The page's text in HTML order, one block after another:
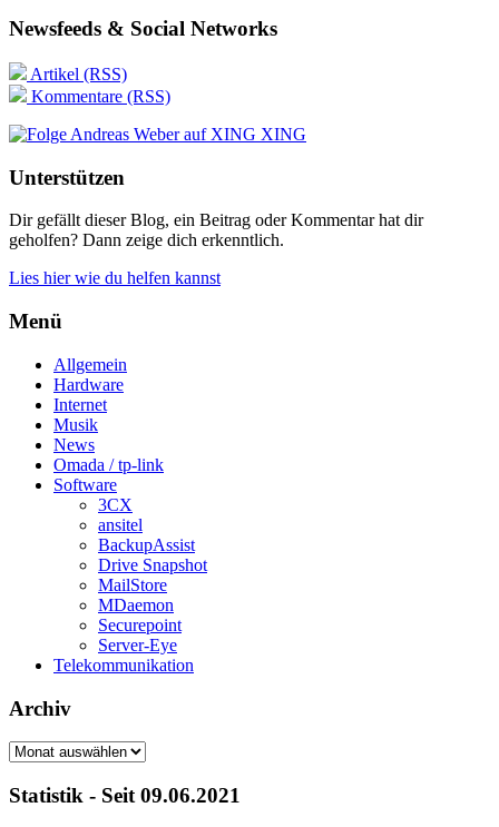
Newsfeeds & Social Networks
Artikel (RSS)
Kommentare (RSS)
XING
Unterstützen
Dir gefällt dieser Blog, ein Beitrag oder Kommentar hat dir
geholfen? Dann zeige dich erkenntlich.
Lies hier wie du helfen kannst
Menü
Allgemein
Hardware
Internet
Musik
News
Omada / tp-link
Software
3CX
ansitel
BackupAssist
Drive Snapshot
MailStore
MDaemon
Securepoint
Server-Eye
Telekommunikation
Archiv
Archiv
Statistik - Seit 09.06.2021